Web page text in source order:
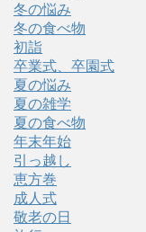
冬の悩み
冬の食べ物
初詣
卒業式、卒園式
夏の悩み
夏の雑学
夏の食べ物
年末年始
引っ越し
恵方巻
成人式
敬老の日